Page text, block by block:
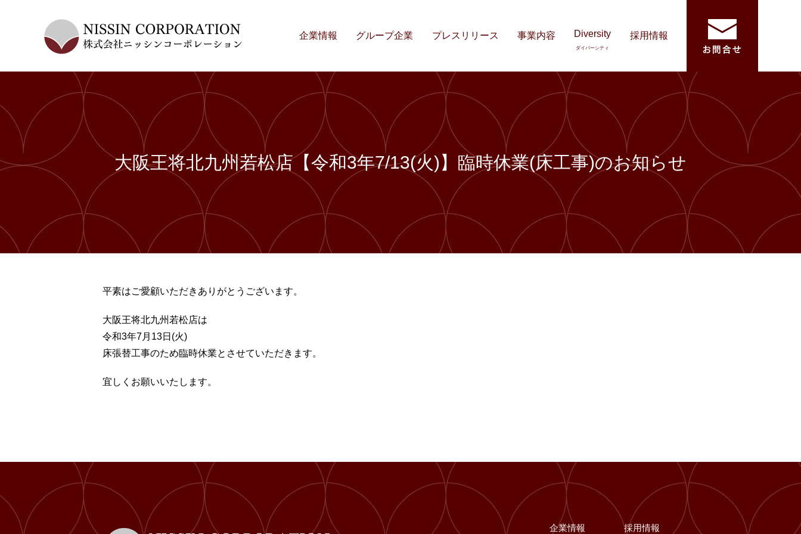
企業情報 グループ企業 プレスリリース 事業内容 Diversity
ダイバーシティ
採用情報
大阪王将北九州若松店【令和3年7/13(火)】臨時休業(床工事)のお知らせ
平素はご愛顧いただきありがとうございます。
大阪王将北九州若松店は
令和3年7月13日(火)
床張替工事のため臨時休業とさせていただきます。
宜しくお願いいたします。
企業情報 採用情報